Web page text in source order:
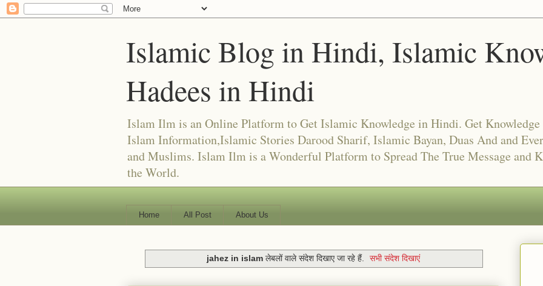
Islamic Blog in Hindi, Islamic
Hadees in Hindi
Islam Ilm is an Online Platform to Get Islamic Knowledge in Hindi. Get Knowledge
Islam Information,Islamic Stories Darood Sharif, Islamic Bayan, Duas And and
and Muslims. Islam Ilm is a Wonderful Platform to Spread The True Message and
the World.
Home All Post About Us
jahez in islamलेबलों वाले संदेश दिखाए जा रहे हैं. सभी संदेश दिखाएं